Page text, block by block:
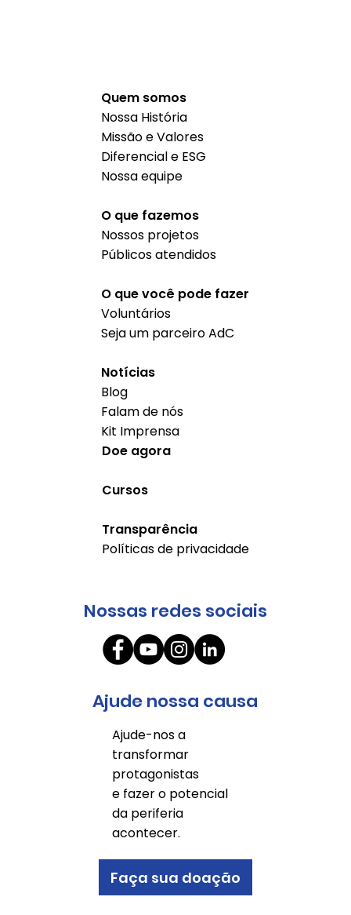
Nossas redes sociais
Ajude nossa causa
Ajude-nos a
transformar
protagonistas
e fazer o potencial
da periferia
acontecer.
Faça sua doação
Quem somos
Nossa História
Missão e Valores
Diferencial e ESG
Nossa equipe
O que fazemos
Nossos projetos
Públicos atendidos
O que você pode fazer
Voluntários
Seja um parceiro AdC
Notícias
Blog
Falam de nós
Kit Imprensa
Doe agora
Cursos
Transparência
Políticas de privacidade